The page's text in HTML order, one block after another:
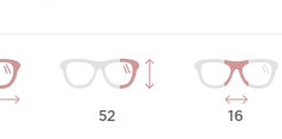
52 16